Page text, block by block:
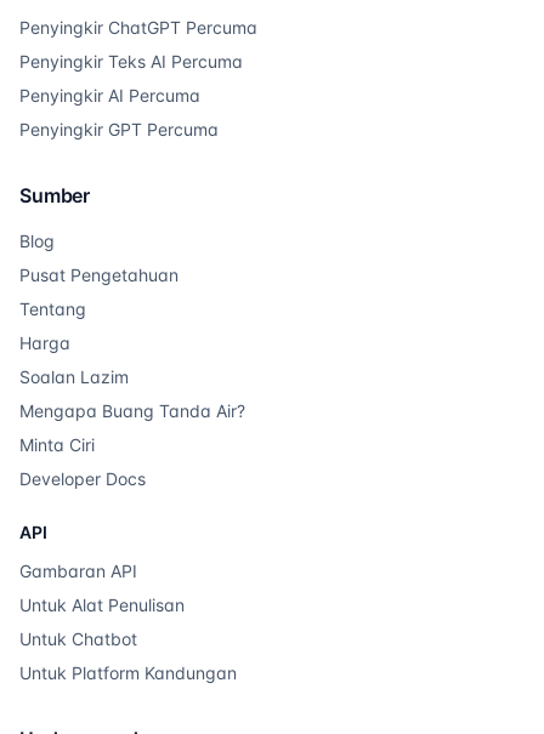
Penyingkir ChatGPT Percuma
Penyingkir Teks AI Percuma
Penyingkir AI Percuma
Penyingkir GPT Percuma
Sumber
Blog
Pusat Pengetahuan
Tentang
Harga
Soalan Lazim
Mengapa Buang Tanda Air?
Minta Ciri
Developer Docs
API
Gambaran API
Untuk Alat Penulisan
Untuk Chatbot
Untuk Platform Kandungan